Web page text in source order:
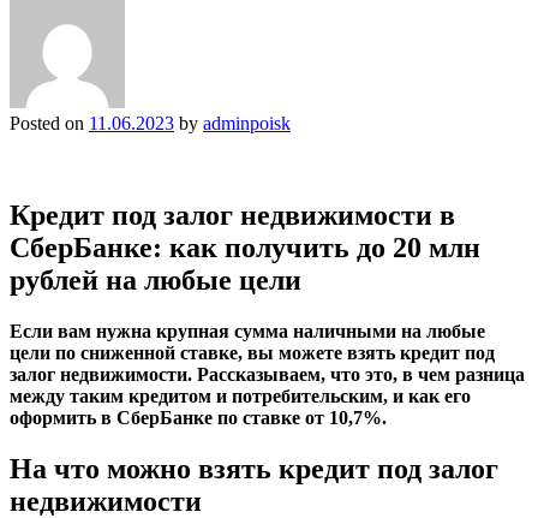
Posted on 11.06.2023 by adminpoisk
Кредит под залог недвижимости в
СберБанке: как получить до 20 млн
рублей на любые цели
Если вам нужна крупная сумма наличными на любые
цели по сниженной ставке, вы можете взять кредит под
залог недвижимости. Рассказываем, что это, в чем разница
между таким кредитом и потребительским, и как его
оформить в СберБанке по ставке от 10,7%.
На что можно взять кредит под залог
недвижимости